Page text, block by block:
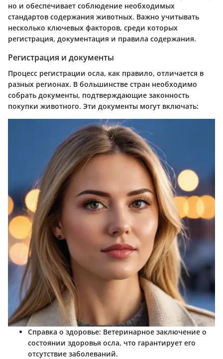
но и обеспечивает соблюдение необходимых
стандартов содержания животных. Важно учитывать
несколько ключевых факторов, среди которых
регистрация, документация и правила содержания.
Регистрация и документы
Процесс регистрации осла, как правило, отличается в
разных регионах. В большинстве стран необходимо
собрать документы, подтверждающие законность
покупки животного. Эти документы могут включать:
Справка о здоровье: Ветеринарное заключение о
состоянии здоровья осла, что гарантирует его
отсутствие заболеваний.